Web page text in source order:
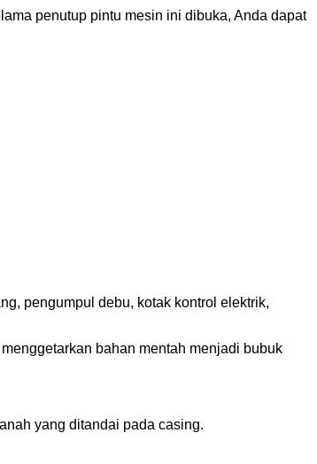
penutup pintu mesin ini dibuka, Anda dapat
pengumpul debu, kotak kontrol elektrik,
bahan mentah menjadi bubuk
yang ditandai pada casing.